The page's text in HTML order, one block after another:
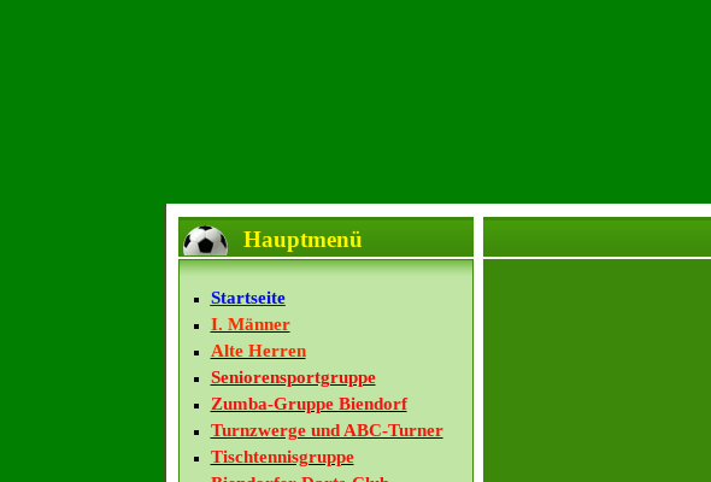
Hauptmenü
Startseite
I. Männer
Alte Herren
Seniorensportgruppe
Zumba-Gruppe Biendorf
Turnzwerge und ABC-Turner
Tischtennisgruppe